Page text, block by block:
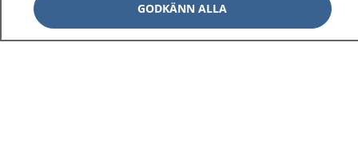
Kontakt Visa
GODKÄNN ALLA